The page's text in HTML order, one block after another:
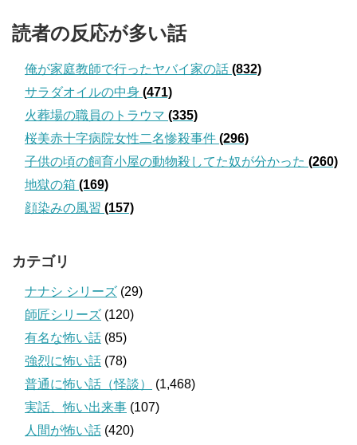
読者の反応が多い話
俺が家庭教師で行ったヤバイ家の話 (832)
サラダオイルの中身 (471)
火葬場の職員のトラウマ (335)
桜美赤十字病院女性二名惨殺事件 (296)
子供の頃の飼育小屋の動物殺してた奴が分かった (260)
地獄の箱 (169)
顔染みの風習 (157)
カテゴリ
ナナシ シリーズ (29)
師匠シリーズ (120)
有名な怖い話 (85)
強烈に怖い話 (78)
普通に怖い話（怪談）
(1,468)
実話、怖い出来事 (107)
人間が怖い話 (420)